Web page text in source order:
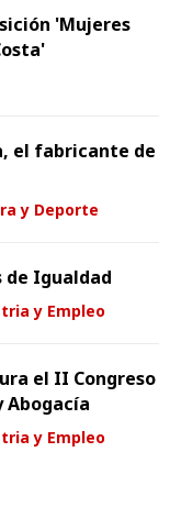
'Mujeres
el fabricante de
y Deporte
de Igualdad
y Empleo
el II Congreso
Abogacía
y Empleo